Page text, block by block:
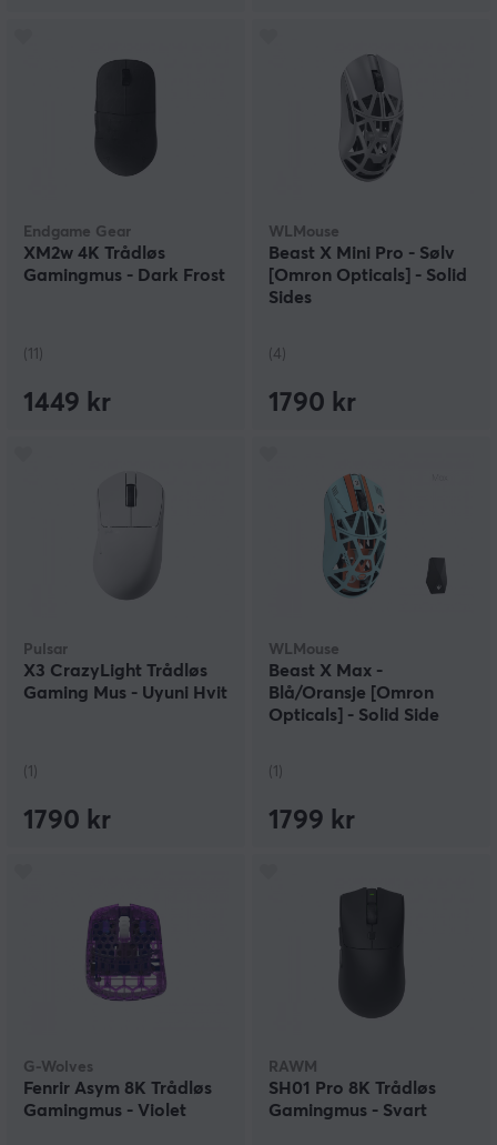
Endgame Gear
XM2w 4K Trådløs
Gamingmus - Dark Frost
(11)
1449 kr
WLMouse
Beast X Mini Pro - Sølv
[Omron Opticals] - Solid
Sides
(4)
1790 kr
Pulsar
X3 CrazyLight Trådløs
Gaming Mus - Uyuni Hvit
(1)
1790 kr
WLMouse
Beast X Max -
Blå/Oransje [Omron
Opticals] - Solid Side
(1)
1799 kr
G-Wolves
Fenrir Asym 8K Trådløs
Gamingmus - Violet
RAWM
SH01 Pro 8K Trådløs
Gamingmus - Svart